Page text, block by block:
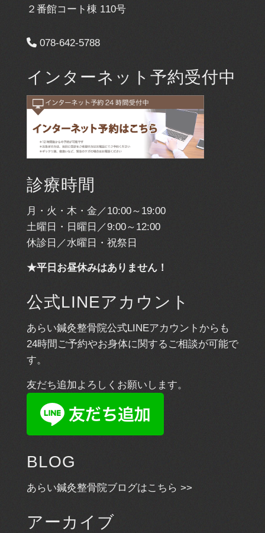
２番館コート棟 110号
078-642-5788
インターネット予約受付中
診療時間
月・火・木・金／10:00～19:00
土曜日・日曜日／9:00～12:00
休診日／水曜日・祝祭日
★平日お昼休みはありません！
公式LINEアカウント
あらい鍼灸整骨院公式LINEアカウントからも
24時間ご予約やお身体に関するご相談が可能で
す。
友だち追加よろしくお願いします。
BLOG
あらい鍼灸整骨院ブログはこちら >>
アーカイブ